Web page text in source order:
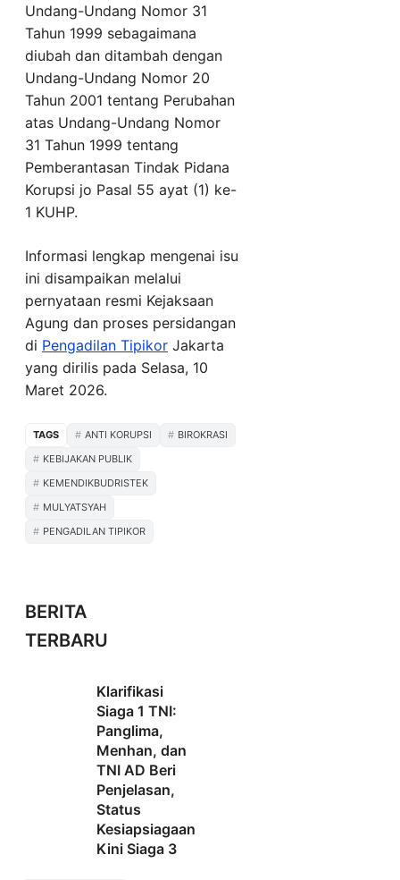
Undang-Undang Nomor 31
Tahun 1999 sebagaimana
diubah dan ditambah dengan
Undang-Undang Nomor 20
Tahun 2001 tentang Perubahan
atas Undang-Undang Nomor
31 Tahun 1999 tentang
Pemberantasan Tindak Pidana
Korupsi jo Pasal 55 ayat (1) ke-
1 KUHP.
Informasi lengkap mengenai isu
ini disampaikan melalui
pernyataan resmi Kejaksaan
Agung dan proses persidangan
di Pengadilan Tipikor Jakarta
yang dirilis pada Selasa, 10
Maret 2026.
TAGS ANTI KORUPSI
BIROKRASI
KEBIJAKAN PUBLIK
KEMENDIKBUDRISTEK
MULYATSYAH
PENGADILAN TIPIKOR
BERITA
TERBARU
Klarifikasi
Siaga 1 TNI:
Panglima,
Menhan, dan
TNI AD Beri
Penjelasan,
Status
Kesiapsiagaan
Kini Siaga 3